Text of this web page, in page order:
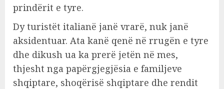
prindërit e tyre.
Dy turistët italianë janë vrarë, nuk janë
aksidentuar. Ata kanë qenë në rrugën e tyre
dhe dikush ua ka prerë jetën në mes,
thjesht nga papërgjegjësia e familjeve
shqiptare, shoqërisë shqiptare dhe rendit